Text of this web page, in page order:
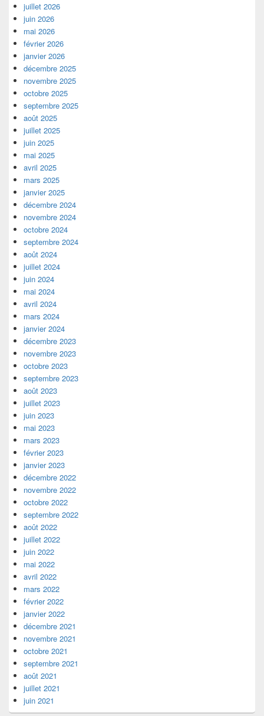
juillet 2026
juin 2026
mai 2026
février 2026
janvier 2026
décembre 2025
novembre 2025
octobre 2025
septembre 2025
août 2025
juillet 2025
juin 2025
mai 2025
avril 2025
mars 2025
janvier 2025
décembre 2024
novembre 2024
octobre 2024
septembre 2024
août 2024
juillet 2024
juin 2024
mai 2024
avril 2024
mars 2024
janvier 2024
décembre 2023
novembre 2023
octobre 2023
septembre 2023
août 2023
juillet 2023
juin 2023
mai 2023
mars 2023
février 2023
janvier 2023
décembre 2022
novembre 2022
octobre 2022
septembre 2022
août 2022
juillet 2022
juin 2022
mai 2022
avril 2022
mars 2022
février 2022
janvier 2022
décembre 2021
novembre 2021
octobre 2021
septembre 2021
août 2021
juillet 2021
juin 2021